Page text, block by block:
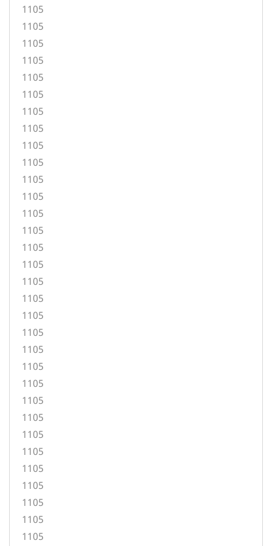
1105
1105
1105
1105
1105
1105
1105
1105
1105
1105
1105
1105
1105
1105
1105
1105
1105
1105
1105
1105
1105
1105
1105
1105
1105
1105
1105
1105
1105
1105
1105
1105